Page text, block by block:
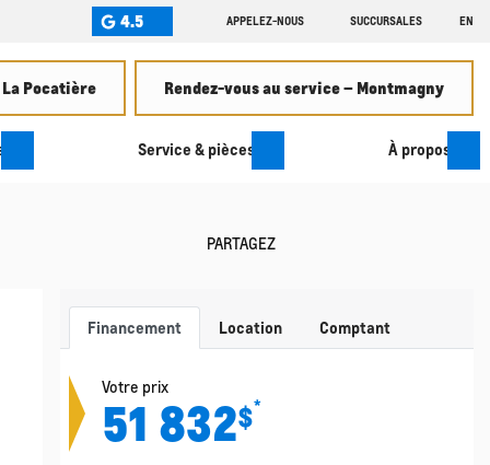
4.5 APPELEZ-NOUS SUCCURSALES EN
Pocatière Rendez-vous au service – Montmagny
Service & pièces À propos
PARTAGEZ
Financement Location Comptant
Votre prix
51 832$*